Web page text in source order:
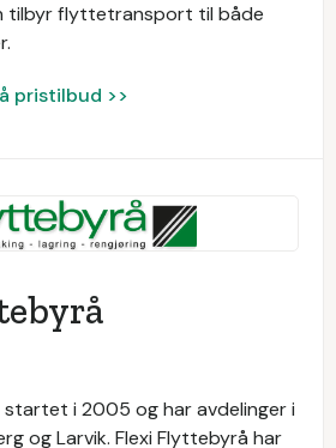
tilbyr flyttetransport til både
pristilbud >>
startet i 2005 og har avdelinger i
og Larvik. Flexi Flyttebyrå har